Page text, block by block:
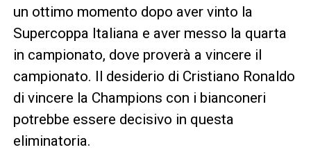
un ottimo momento dopo aver vinto la
Supercoppa Italiana e aver messo la quarta
in campionato, dove proverà a vincere il
campionato. Il desiderio di Cristiano Ronaldo
di vincere la Champions con i bianconeri
potrebbe essere decisivo in questa
eliminatoria.